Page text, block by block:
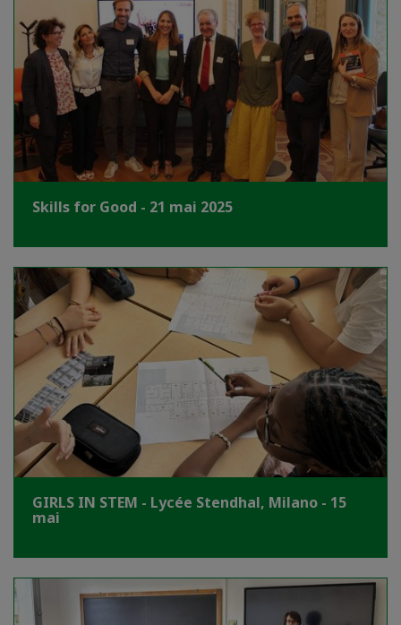
Skills for Good - 21 mai 2025
GIRLS IN STEM - Lycée Stendhal, Milano - 15
mai